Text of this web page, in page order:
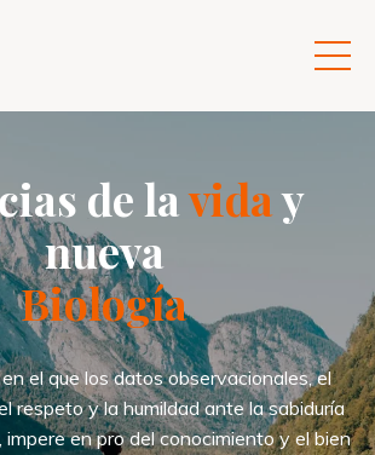
de laviday
nueva
Biología
el que los datos observacionales, el
respeto y la humildad ante la sabiduría
en pro del conocimiento y el bien